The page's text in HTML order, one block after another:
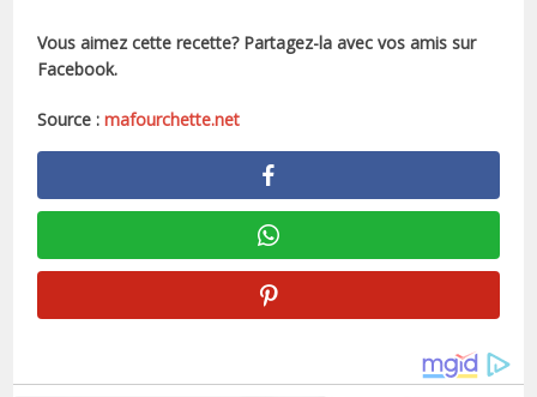
Vous aimez cette recette? Partagez-la avec vos amis sur
Facebook.
Source :mafourchette.net